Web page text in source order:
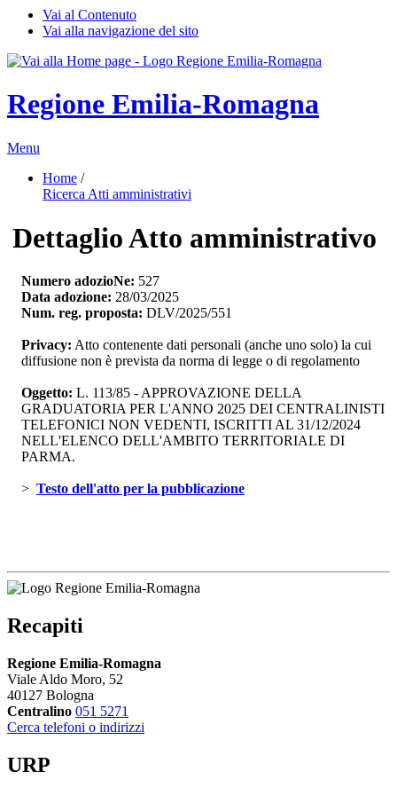
Vai al Contenuto
Vai alla navigazione del sito
Regione Emilia-Romagna
Menu
Home /
Ricerca Atti amministrativi
Dettaglio Atto amministrativo
Numero adozioNe: 527
Data adozione: 28/03/2025
Num. reg. proposta: DLV/2025/551
Privacy: Atto contenente dati personali (anche uno solo) la cui
diffusione non è prevista da norma di legge o di regolamento
Oggetto: L. 113/85 - APPROVAZIONE DELLA
GRADUATORIA PER L'ANNO 2025 DEI CENTRALINISTI
TELEFONICI NON VEDENTI, ISCRITTI AL 31/12/2024
NELL'ELENCO DELL'AMBITO TERRITORIALE DI
PARMA.
> Testo dell'atto per la pubblicazione
Recapiti
Regione Emilia-Romagna
Viale Aldo Moro, 52
40127 Bologna
Centralino 051 5271
Cerca telefoni o indirizzi
URP